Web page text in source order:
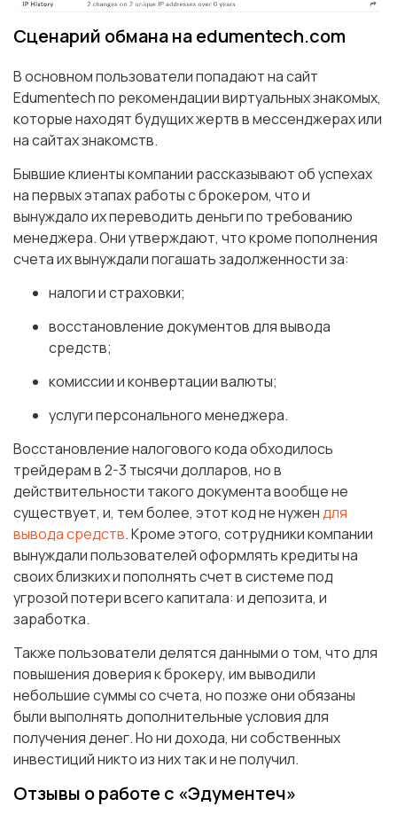
Сценарий обмана на edumentech.com
В основном пользователи попадают на сайт
Edumentech по рекомендации виртуальных знакомых,
которые находят будущих жертв в мессенджерах или
на сайтах знакомств.
Бывшие клиенты компании рассказывают об успехах
на первых этапах работы с брокером, что и
вынуждало их переводить деньги по требованию
менеджера. Они утверждают, что кроме пополнения
счета их вынуждали погашать задолженности за:
налоги и страховки;
восстановление документов для вывода
средств;
комиссии и конвертации валюты;
услуги персонального менеджера.
Восстановление налогового кода обходилось
трейдерам в 2-3 тысячи долларов, но в
действительности такого документа вообще не
существует, и, тем более, этот код не нужендля
вывода средств. Кроме этого, сотрудники компании
вынуждали пользователей оформлять кредиты на
своих близких и пополнять счет в системе под
угрозой потери всего капитала: и депозита, и
заработка.
Также пользователи делятся данными о том, что для
повышения доверия к брокеру, им выводили
небольшие суммы со счета, но позже они обязаны
были выполнять дополнительные условия для
получения денег. Но ни дохода, ни собственных
инвестиций никто из них так и не получил.
Отзывы о работе с «Эдументеч»